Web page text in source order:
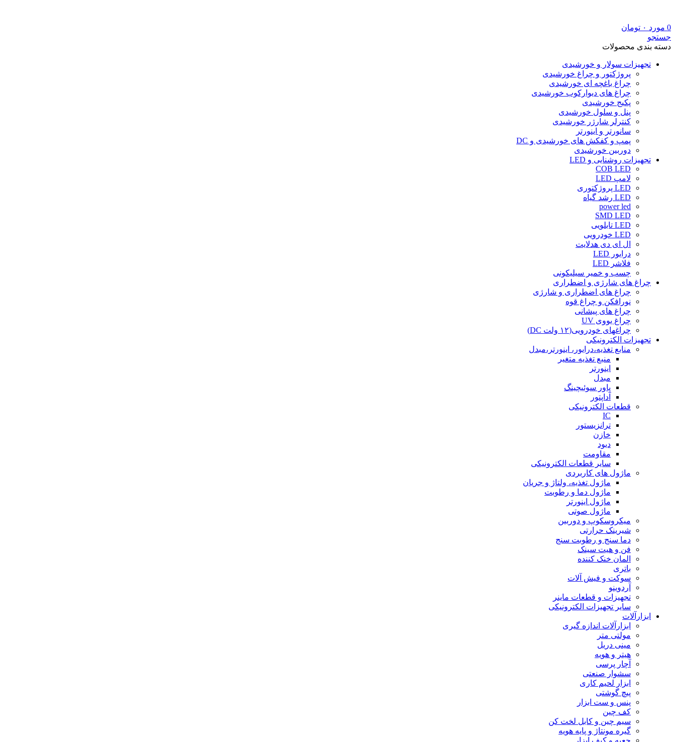
0 مورد ۰ تومان
جستجو
دسته بندی محصولات
تجهیزات سولار و خورشیدی
پروژکتور و چراغ خورشیدی
چراغ باغچه ای خورشیدی
چراغ های دیوارکوب خورشیدی
پکیج خورشیدی
پنل و سلول خورشیدی
کنترلر شارژر خورشیدی
سانورتر و اینورتر
پمپ و کفکش های خورشیدی و DC
دوربین خورشیدی
تجهیزات روشنایی و LED
COB LED
لامپ LED
LED پروژکتوری
LED رشد گیاه
power led
SMD LED
LED تابلویی
LED خودرویی
ال ای دی هدلایت
درایور LED
فلاشر LED
چسب و خمیر سیلیکونی
چراغ های شارژی و اضطراری
چراغ های اضطراری و شارژی
نورافکن و چراغ قوه
چراغ های پیشانی
چراغ یووی UV
چراغهای خودرویی(۱۲ ولت DC)
تجهیزات الکترونیکی
منابع تغذیه،درایور، اینورتر،مبدل
منبع تغذیه متغیر
اینورتر
مبدل
پاور سوئیچینگ
آداپتور
قطعات الکترونیکی
IC
ترانزیستور
خازن
دیود
مقاومت
سایر قطعات الکترونیکی
ماژول های کاربردی
ماژول تغذیه، ولتاژ و جریان
ماژول دما و رطوبت
ماژول اینورتر
ماژول صوتی
میکروسکوپ و دوربین
شیرینک حرارتی
دما سنج و رطوبت سنج
فن و هیت سینک
المان خنک کننده
باتری
سوکت و فیش آلات
آردوینو
تجهیزات و قطعات ماینر
سایر تجهیزات الکترونیکی
ابزارآلات
ابزارآلات اندازه گیری
مولتی متر
مینی دریل
هیتر و هویه
آچار پرسی
سشوار صنعتی
ابزار لحیم کاری
پیچ گوشتی
پنس و ست ابزار
کف چین
سیم چین و کابل لخت کن
گیره مونتاژ و پایه هویه
جعبه و کیف ابزار